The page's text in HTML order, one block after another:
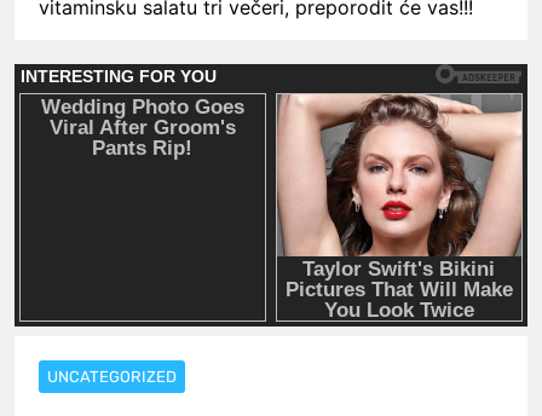
vitaminsku salatu tri večeri, preporodit će vas!!!
UNCATEGORIZED